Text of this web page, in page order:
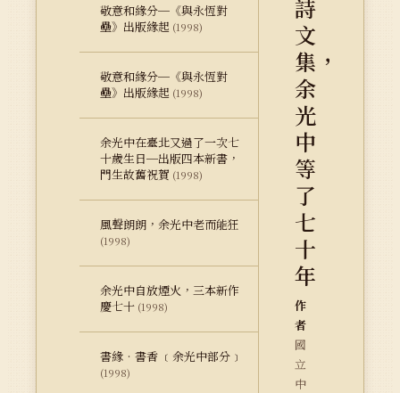
敬意和緣分─《與永恆對
壘》出版緣起 (1998)
敬意和緣分─《與永恆對
壘》出版緣起 (1998)
余光中在臺北又過了一次七
十歲生日─出版四本新書，
門生故舊祝賀 (1998)
風聲朗朗，余光中老而能狂
(1998)
余光中自放煙火，三本新作
慶七十 (1998)
書緣‧書香 ﹝余光中部分﹞
(1998)
詩
文
集，
余
光
中
等
了
七
十
年
作
者
國
立
中